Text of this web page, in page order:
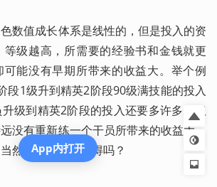
色数值成长体系是线性的，但是投入的资
级越高，所需要的经验书和金钱就更
可能没有早期所带来的收益大。举个例
段1级升到精英2阶段90级满技能的投入
级到精英2阶段的投入还要多许多，但
没有重新练一个干员所带来的收益大。
然有。那么，值得吗？
App内打开